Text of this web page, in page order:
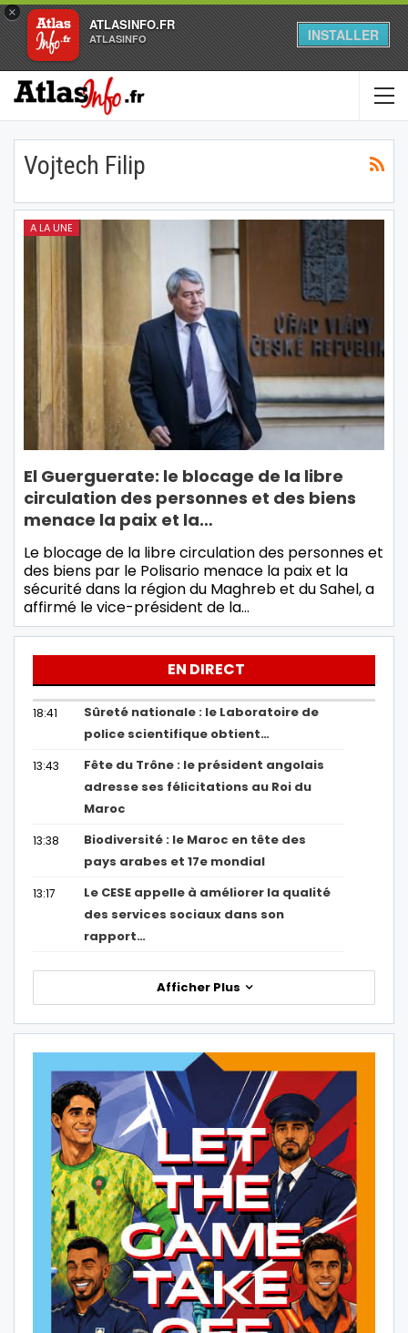
×
ATLASINFO.FR
ATLASINFO INSTALLER
Vojtech Filip
A LA UNE
El Guerguerate: le blocage de la libre
circulation des personnes et des biens
menace la paix et la…
Le blocage de la libre circulation des personnes et
des biens par le Polisario menace la paix et la
sécurité dans la région du Maghreb et du Sahel, a
affirmé le vice-président de la…
EN DIRECT
18:41
Sûreté nationale : le Laboratoire de
police scientifique obtient…
13:43
Fête du Trône : le président angolais
adresse ses félicitations au Roi du
Maroc
13:38
Biodiversité : le Maroc en tête des
pays arabes et 17e mondial
13:17
Le CESE appelle à améliorer la qualité
des services sociaux dans son
rapport…
Afficher Plus